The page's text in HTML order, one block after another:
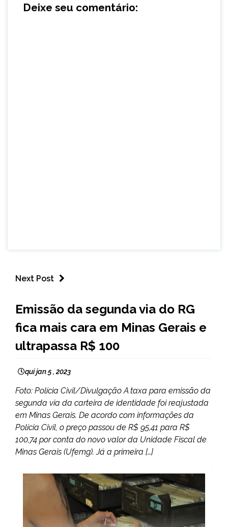
Deixe seu comentário:
Next Post
GERAIS
NOTÍCIAS
Emissão da segunda via do RG
fica mais cara em Minas Gerais e
ultrapassa R$ 100
qui jan 5 , 2023
Foto: Polícia Civil/Divulgação A taxa para emissão da
segunda via da carteira de identidade foi reajustada
em Minas Gerais. De acordo com informações da
Polícia Civil, o preço passou de R$ 95,41 para R$
100,74 por conta do novo valor da Unidade Fiscal de
Minas Gerais (Ufemg). Já a primeira […]